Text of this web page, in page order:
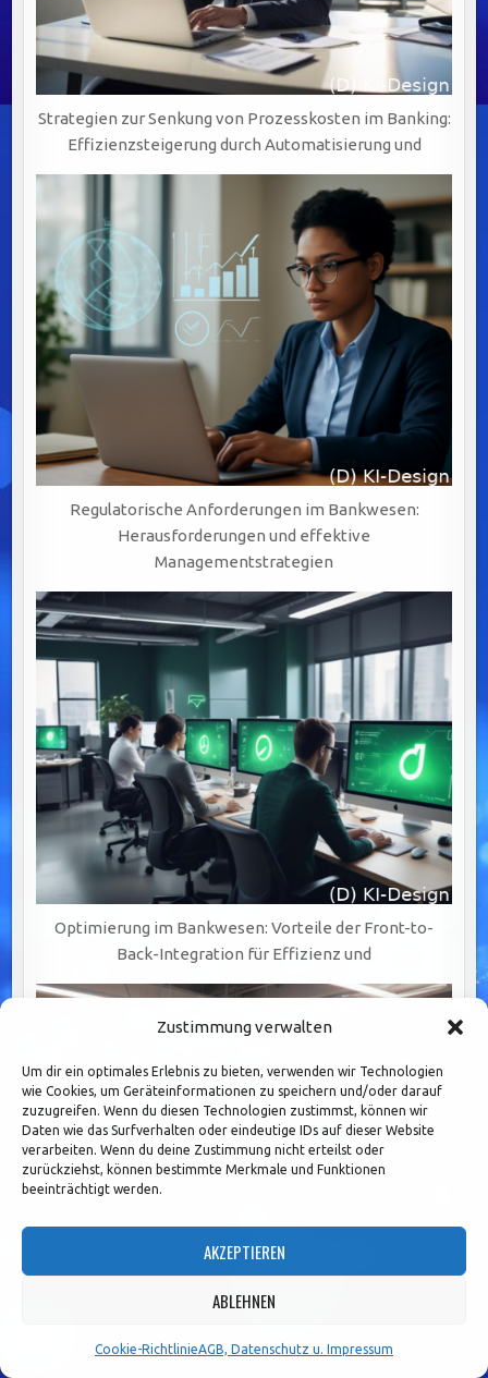
Zustimmung verwalten
Um dir ein optimales Erlebnis zu bieten, verwenden wir Technologien
wie Cookies, um Geräteinformationen zu speichern und/oder darauf
zuzugreifen. Wenn du diesen Technologien zustimmst, können wir
Daten wie das Surfverhalten oder eindeutige IDs auf dieser Website
verarbeiten. Wenn du deine Zustimmung nicht erteilst oder
zurückziehst, können bestimmte Merkmale und Funktionen
beeinträchtigt werden.
AKZEPTIEREN
ABLEHNEN
Cookie-RichtlinieAGB, Datenschutz u. Impressum
Strategien zur Senkung von Prozesskosten im Banking:
Effizienzsteigerung durch Automatisierung und
Regulatorische Anforderungen im Bankwesen:
Herausforderungen und effektive
Managementstrategien
Optimierung im Bankwesen: Vorteile der Front-to-
Back-Integration für Effizienz und
effektives Risikomanagement in Banken